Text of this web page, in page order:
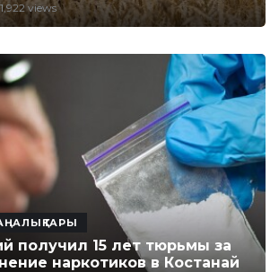
1,922 views
получил 15 лет тюрьмы за
наркотиков в Костанай